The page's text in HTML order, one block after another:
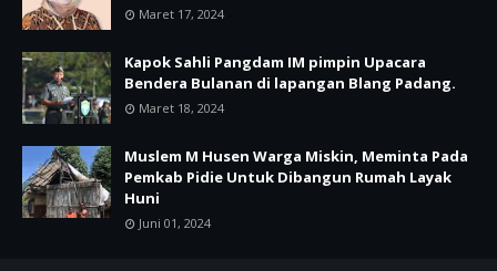
Maret 17, 2024
Kapok Sahli Pangdam IM pimpin Upacara
Bendera Bulanan di lapangan Blang Padang.
Maret 18, 2024
Muslem M Husen Warga Miskin, Meminta Pada
Pemkab Pidie Untuk Dibangun Rumah Layak
Huni
Juni 01, 2024